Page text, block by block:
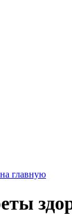
главную